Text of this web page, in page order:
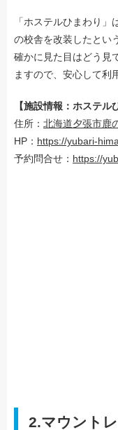
「ホステルひまわり」
の校舎を改装したとい
確かに見た目はどう見
ますので、安心して利
【施設情報：ホステル
住所： 北海道夕張市鹿
HP： https://yubari-
予約問合せ： https://
2.マウント